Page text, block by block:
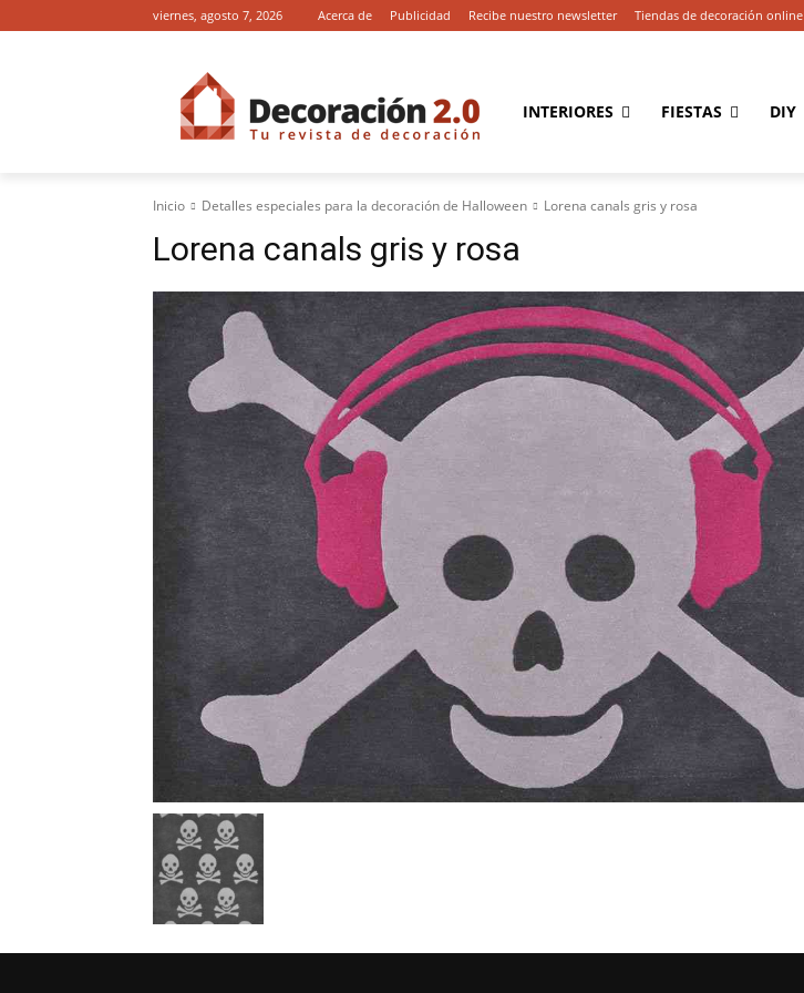
viernes, agosto 7, 2026 Acerca de Publicidad Recibe nuestro newsletter Tiendas de decoración online
INTERIORES FIESTAS DIY
Inicio Detalles especiales para la decoración de Halloween Lorena canals gris y rosa
Lorena canals gris y rosa